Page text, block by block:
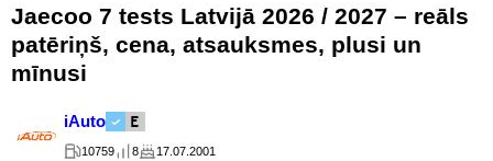
Jaecoo 7 tests Latvijā 2026 / 2027 – reāls
patēriņš, cena, atsauksmes, plusi un
mīnusi
iAuto
10759 8 17.07.2001